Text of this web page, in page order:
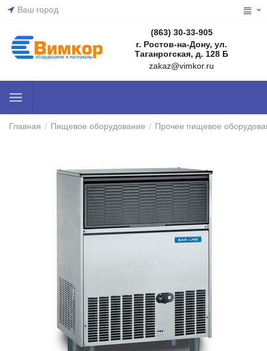
Ваш город
(863) 30-33-905
г. Ростов-на-Дону, ул.
Таганрогская, д. 128 Б
zakaz@vimkor.ru
Главная / Пищевое оборудование / Прочее пищевое